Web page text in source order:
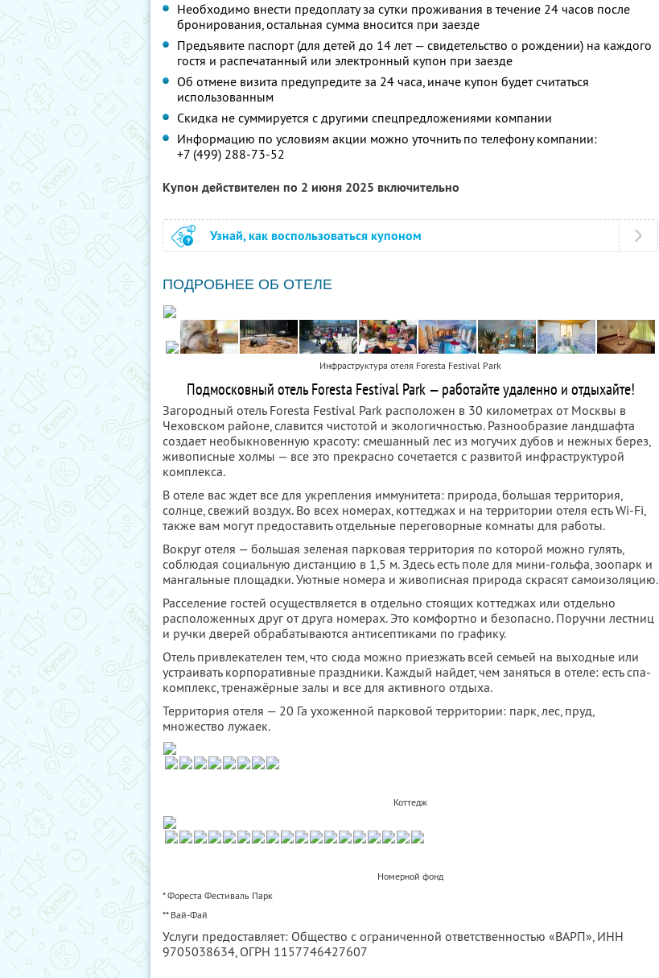
Необходимо внести предоплату за сутки проживания в течение 24 часов после
бронирования, остальная сумма вносится при заезде
Предъявите паспорт (для детей до 14 лет — свидетельство о рождении) на каждого
гостя и распечатанный или электронный купон при заезде
Об отмене визита предупредите за 24 часа, иначе купон будет считаться
использованным
Скидка не суммируется с другими спецпредложениями компании
Информацию по условиям акции можно уточнить по телефону компании:
+7 (499) 288-73-52
Купон действителен по 2 июня 2025 включительно
Узнай, как воспользоваться купоном
ПОДРОБНЕЕ ОБ ОТЕЛЕ
Инфраструктура отеля Foresta Festival Park
Подмосковный отель Foresta Festival Park — работайте удаленно и отдыхайте!
Загородный отель Foresta Festival Park расположен в 30 километрах от Москвы в
Чеховском районе, славится чистотой и экологичностью. Разнообразие ландшафта
создает необыкновенную красоту: смешанный лес из могучих дубов и нежных берез,
живописные холмы — все это прекрасно сочетается с развитой инфраструктурой
комплекса.
В отеле вас ждет все для укрепления иммунитета: природа, большая территория,
солнце, свежий воздух. Во всех номерах, коттеджах и на территории отеля есть Wi-Fi,
также вам могут предоставить отдельные переговорные комнаты для работы.
Вокруг отеля — большая зеленая парковая территория по которой можно гулять,
соблюдая социальную дистанцию в 1,5 м. Здесь есть поле для мини-гольфа, зоопарк и
мангальные площадки. Уютные номера и живописная природа скрасят самоизоляцию.
Расселение гостей осуществляется в отдельно стоящих коттеджах или отдельно
расположенных друг от друга номерах. Это комфортно и безопасно. Поручни лестниц
и ручки дверей обрабатываются антисептиками по графику.
Отель привлекателен тем, что сюда можно приезжать всей семьей на выходные или
устраивать корпоративные праздники. Каждый найдет, чем заняться в отеле: есть спа-
комплекс, тренажёрные залы и все для активного отдыха.
Территория отеля — 20 Га ухоженной парковой территории: парк, лес, пруд,
множество лужаек.
Коттедж
Номерной фонд
* Фореста Фестиваль Парк
** Вай-Фай
Услуги предоставляет: Общество с ограниченной ответственностью «ВАРП», ИНН
9705038634, ОГРН 1157746427607